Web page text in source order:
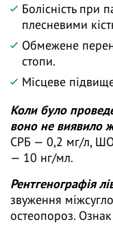
Болісність при
плесневими
Обмежене
стопи.
Місцеве
Коли було
воно не виявило
СРБ — 0,2 мг/л,
— 10 нг/мл.
Рентгенографія
звуження
остеопороз.